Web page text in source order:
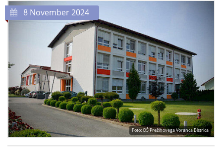
8 November 2024
Foto: OŠ Prežihovega Voranca Bistrica